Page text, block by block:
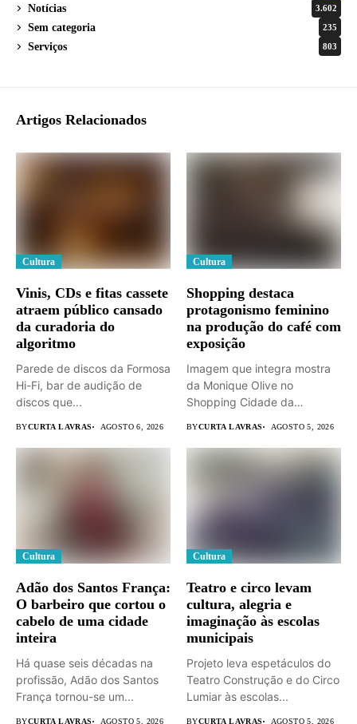
Notícias 3.602
Sem categoria 235
Serviços 803
Artigos Relacionados
Cultura
Vinis, CDs e fitas cassete
atraem público cansado
da curadoria do
algoritmo
Parede de discos da Formosa
Hi-Fi, bar de audição de
discos que...
BYCURTA LAVRAS AGOSTO 6, 2026
Cultura
Shopping destaca
protagonismo feminino
na produção do café com
exposição
Imagem que integra mostra
da Monique Olive no
Shopping Cidade da
BYCURTA LAVRAS AGOSTO 5, 2026
Cultura
Adão dos Santos França:
O barbeiro que cortou o
cabelo de uma cidade
inteira
Há quase seis décadas na
profissão, Adão dos Santos
França tornou-se um...
BYCURTA LAVRAS AGOSTO 5, 2026
Cultura
Teatro e circo levam
cultura, alegria e
imaginação às escolas
municipais
Projeto leva espetáculos do
Teatro Construção e do Circo
Lumiar às escolas...
BYCURTA LAVRAS AGOSTO 5, 2026